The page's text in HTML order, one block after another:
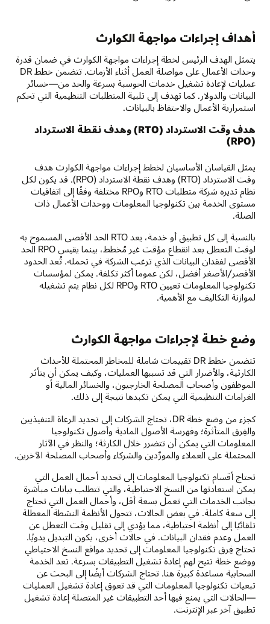
أهداف إجراءات مواجهة الكوارث
يتمثل الهدف الرئيس لخطة إجراءات مواجهة الكوارث في ضمان قدرة
وحدات الأعمال على مواصلة العمل أثناء الأزمات. تتضمن خطط DR
عمليات لإعادة تشغيل خدمات الحوسبة بسرعة والحد من—خسائر
البيانات والدولار. كما تهدف إلى تلبية المتطلبات التنظيمية التي تحكم
استمرارية الأعمال والاحتفاظ بالبيانات.
هدف وقت الاسترداد (RTO) وهدف نقطة الاسترداد
(RPO)
يمثل القياسان الأساسيان لخطط إجراءات مواجهة الكوارث هدف
وقت الاسترداد (RTO) وهدف نقطة الاسترداد (RPO). قد يكون لكل
نظام تديره شركة متطلبات RTO وRPO مختلفة وفقًا إلى اتفاقيات
مستوى الخدمة بين تكنولوجيا المعلومات ووحدات الأعمال ذات
الصلة.
بالنسبة إلى كل تطبيق أو خدمة، يعد RTO الحد الأقصى المسموح به
لوقت التعطل بعد انقطاع مؤقت غير مُخطط، بينما يقيس RPO الحد
الأقصى لفقدان البيانات الذي ترغب الشركة في تحمله. تُعد الحدود
الأقصر/الأصغر أفضل، لكن عموما أكثر تكلفة. يمكن لمؤسسات
تكنولوجيا المعلومات تعيين RTO وRPO لكل نظام يتم تشغيله
لموازنة التكاليف مع الأهمية.
وضع خطة لإجراءات مواجهة الكوارث
تتضمن خطط DR تقييمات شاملة للمخاطر المحتملة للأحداث
الكارثية، والأضرار التي قد تسببها العمليات، وكيف يمكن أن يتأثر
الموظفون وأصحاب المصلحة الخارجيون، والخسائر المالية أو
الغرامات التنظيمية التي يمكن تكبدها نتيجة إلى ذلك.
كجزء من وضع خطة DR، تحتاج الشركات إلى تحديد الرعاة التنفيذيين
والفِرق المتأثرة؛ وفهرسة الأصول المادية وأصول تكنولوجيا
المعلومات التي يمكن أن تتضرر خلال الكارثة؛ والنظر في الآثار
المحتملة على العملاء والمورِّدين والشركاء وأصحاب المصلحة الآخرين.
تحتاج أقسام تكنولوجيا المعلومات إلى تحديد أحمال العمل التي
يمكن استعادتها من النسخ الاحتياطية، والتي تتطلب بيانات مباشرة
بجانب الخدمات التي تعمل بسعة أقل، وأحمال العمل التي تحتاج
إلى سعة كاملة. في بعض الحالات، تتحول الأنظمة النشطة المعطلة
تلقائيًا إلى أنظمة احتياطية، مما يؤدي إلى تقليل وقت التعطل عن
العمل وعدم فقدان البيانات. في حالات أخرى، يكون التبديل يدويًا.
تحتاج فِرق تكنولوجيا المعلومات إلى تحديد مواقع النسخ الاحتياطي
ووضع خطة تتيح لهم إعادة تشغيل التطبيقات بسرعة. تعد الخدمة
السحابية مساعدة كبيرة هنا. تحتاج الشركات أيضًا إلى البحث عن
تبعيات تكنولوجيا المعلومات التي قد تعوق إعادة تشغيل العمليات
—الحالات التي يمنع فيها أحد التطبيقات غير المتصلة إعادة تشغيل
تطبيق آخر عبر الإنترنت.